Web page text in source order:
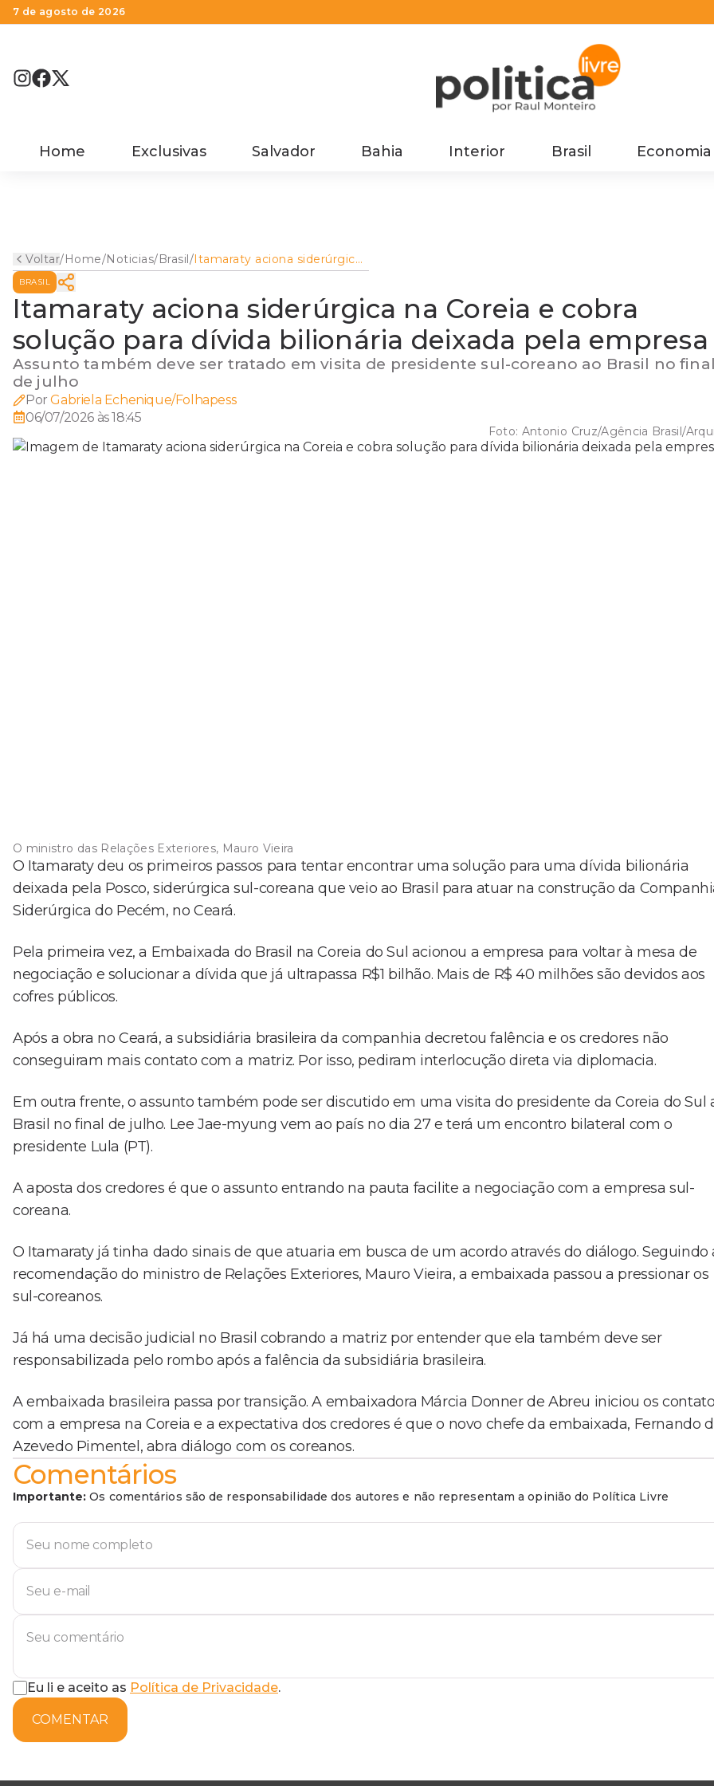
7 de agosto de 2026
Home Exclusivas Salvador Bahia Interior Brasil Economia
Voltar/Home/Noticias/Brasil/Itamaraty aciona siderúrgica
na Coreia e cobra solução
pela empresa
BRASIL
Itamaraty aciona siderúrgica na Coreia e cobra
solução para dívida bilionária deixada pela empresa
Assunto também deve ser tratado em visita de presidente sul-coreano ao Brasil no final
de julho
Por Gabriela Echenique/Folhapess
06/07/2026 às 18:45
Foto: Antonio Cruz/Agência Brasil/
O ministro das Relações Exteriores, Mauro Vieira
O Itamaraty deu os primeiros passos para tentar encontrar uma solução para uma dívida bilionária
deixada pela Posco, siderúrgica sul-coreana que veio ao Brasil para atuar na construção da
Siderúrgica do Pecém, no Ceará.
Pela primeira vez, a Embaixada do Brasil na Coreia do Sul acionou a empresa para voltar à mesa de
negociação e solucionar a dívida que já ultrapassa R$1 bilhão. Mais de R$ 40 milhões são devidos aos
cofres públicos.
Após a obra no Ceará, a subsidiária brasileira da companhia decretou falência e os credores não
conseguiram mais contato com a matriz. Por isso, pediram interlocução direta via diplomacia.
Em outra frente, o assunto também pode ser discutido em uma visita do presidente da Coreia do Sul
Brasil no final de julho. Lee Jae-myung vem ao país no dia 27 e terá um encontro bilateral com o
presidente Lula (PT).
A aposta dos credores é que o assunto entrando na pauta facilite a negociação com a empresa sul-
coreana.
O Itamaraty já tinha dado sinais de que atuaria em busca de um acordo através do diálogo. Seguindo
recomendação do ministro de Relações Exteriores, Mauro Vieira, a embaixada passou a pressionar os
sul-coreanos.
Já há uma decisão judicial no Brasil cobrando a matriz por entender que ela também deve ser
responsabilizada pelo rombo após a falência da subsidiária brasileira.
A embaixada brasileira passa por transição. A embaixadora Márcia Donner de Abreu iniciou os
com a empresa na Coreia e a expectativa dos credores é que o novo chefe da embaixada, Fernando
Azevedo Pimentel, abra diálogo com os coreanos.
Comentários
Importante: Os comentários são de responsabilidade dos autores e não representam a opinião do Política Livre
Eu li e aceito as Política de Privacidade.
COMENTAR